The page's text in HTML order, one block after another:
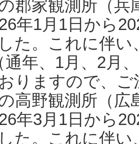
郡家観測所（
年1月1日から
た。これに伴い
通年、1月、2月
りますので、
高野観測所（
年3月1日から
た。これに伴い